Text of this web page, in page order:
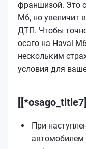
франшизой. Это
M6, но увеличит
ДТП. Чтобы
осаго на Haval
нескольким
условия для
При